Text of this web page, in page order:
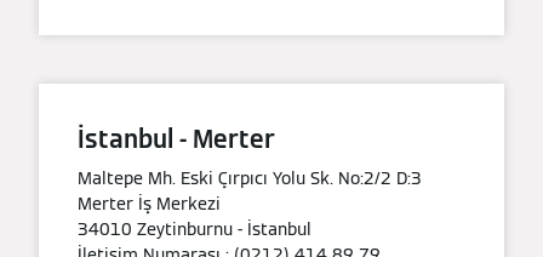
İstanbul - Merter
Maltepe Mh. Eski Çırpıcı Yolu Sk. No:2/2 D:3
Merter İş Merkezi
34010 Zeytinburnu - İstanbul